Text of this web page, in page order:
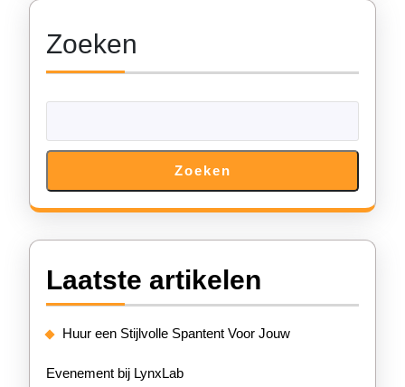
Zoeken
Zoeken
Laatste artikelen
Huur een Stijlvolle Spantent Voor Jouw
Evenement bij LynxLab